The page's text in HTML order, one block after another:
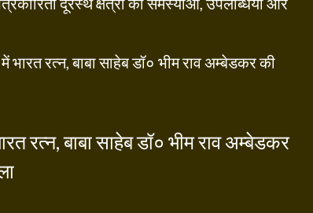
भारत रत्न, बाबा साहेब डॉ० भीम राव अम्बेडकर की
रत्न, बाबा साहेब डॉ० भीम राव अम्बेडकर